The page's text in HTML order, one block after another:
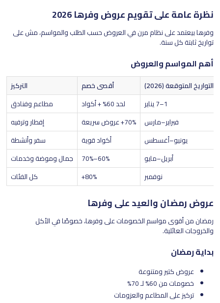
نظرة عامة على تقويم عروض وفرها 2026
وفرها بيعتمد على نظام مرن في العروض حسب الطلب والمواسم، مش على
تواريخ ثابتة كل سنة.
أهم المواسم والعروض
التواريخ المتوقعة (2026) أقصى خصم
التركيز
1–7 يناير
لحد 60% + أكواد
مطاعم وفنادق
فبراير–مارس
70%+ عروض سريعة
إفطار وترفيه
يونيو–أغسطس
أكواد قوية
سفر وأنشطة
أبريل–مايو
60%–70%
جمال وموضة وخدمات
نوفمبر
80%+ كل الفئات
عروض رمضان والعيد على وفرها
رمضان من أقوى مواسم الخصومات على وفرها، خصوصًا في الأكل
والخروجات العائلية.
بداية رمضان
عروض كتير ومتنوعة
خصومات من 60% لـ 70%
تركيز على المطاعم والعزومات